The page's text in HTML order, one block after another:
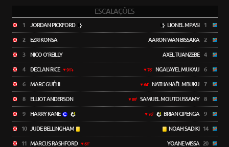
ESCALAÇÕES
1 JORDAN PICKFORD
2 EZRI KONSA
3 NICO O'REILLY
4 DECLAN RICE 91'+
6 MARC GUÉHI
8 ELLIOT ANDERSON
9 HARRY KANE
10 JUDE BELLINGHAM
11 MARCUS RASHFORD 61'
LIONEL MPASI 1
AARON WAN-BISSAKA 2
AXEL TUANZEBE 4
76' NGAL'AYEL MUKAU 6
64' NATHANAËL MBUKU 7
89' SAMUEL MOUTOUSSAMY 8
76' BRIAN CIPENGA 9
NOAH SADIKI 14
YOANE WISSA 20